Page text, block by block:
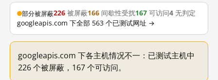
部分被屏蔽226 被屏蔽166 间歇性受扰167 可访问4 无判定
googleapis.com 下全部 563 个已测试网址 →
googleapis.com 下各主机情况不一：已测试主机中
226 个被屏蔽，167 个可访问。